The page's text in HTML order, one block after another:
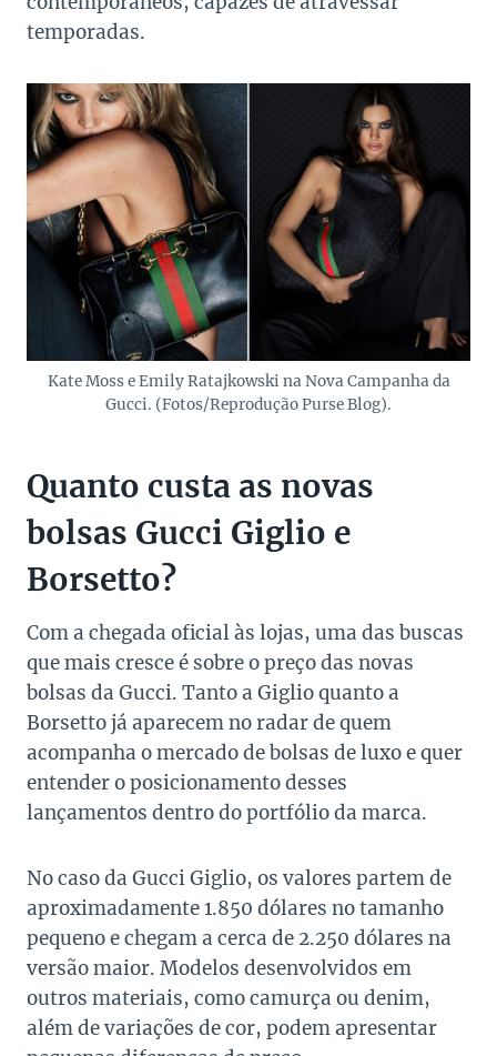
temporadas.
Kate Moss e Emily Ratajkowski na Nova Campanha da
Gucci. (Fotos/Reprodução Purse Blog).
Quanto custa as novas
bolsas Gucci Giglio e
Borsetto?
Com a chegada oficial às lojas, uma das buscas
que mais cresce é sobre o preço das novas
bolsas da Gucci. Tanto a Giglio quanto a
Borsetto já aparecem no radar de quem
acompanha o mercado de bolsas de luxo e quer
entender o posicionamento desses
lançamentos dentro do portfólio da marca.
No caso da Gucci Giglio, os valores partem de
aproximadamente 1.850 dólares no tamanho
pequeno e chegam a cerca de 2.250 dólares na
versão maior. Modelos desenvolvidos em
outros materiais, como camurça ou denim,
além de variações de cor, podem apresentar